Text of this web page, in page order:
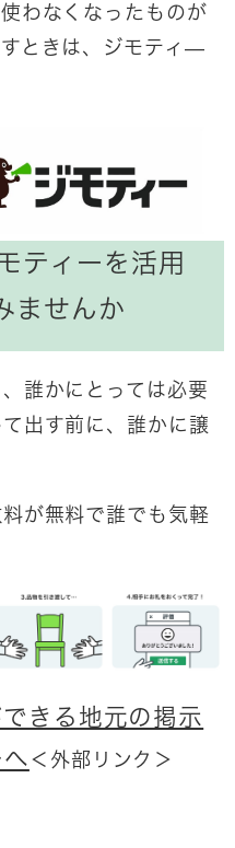
わなくなったものが
ときは、ジモティ―
ティーを活用
ませんか
誰かにとっては必要
出す前に、誰かに譲
が無料で誰でも気軽
きる地元の掲示
＜外部リンク＞